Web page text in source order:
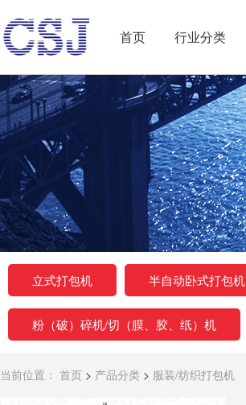
首页 行业分类
服装/纺织打包机
立式打包机 半自动卧式打包机
粉（破）碎机/切（膜、胶、纸）机
当前位置： 首页 > 产品分类 > 服装/纺织打包机